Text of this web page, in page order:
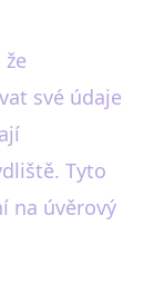
své údaje
Tyto
na úvěrový